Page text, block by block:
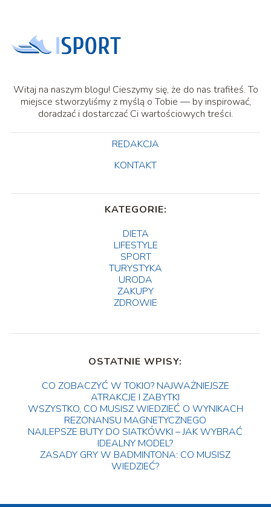
Witaj na naszym blogu! Cieszymy się, że do nas trafiłeś. To
miejsce stworzyliśmy z myślą o Tobie — by inspirować,
doradzać i dostarczać Ci wartościowych treści.
REDAKCJA
KONTAKT
KATEGORIE:
DIETA
LIFESTYLE
SPORT
TURYSTYKA
URODA
ZAKUPY
ZDROWIE
OSTATNIE WPISY:
CO ZOBACZYĆ W TOKIO? NAJWAŻNIEJSZE
ATRAKCJE I ZABYTKI
WSZYSTKO, CO MUSISZ WIEDZIEĆ O WYNIKACH
REZONANSU MAGNETYCZNEGO
NAJLEPSZE BUTY DO SIATKÓWKI – JAK WYBRAĆ
IDEALNY MODEL?
ZASADY GRY W BADMINTONA: CO MUSISZ
WIEDZIEĆ?